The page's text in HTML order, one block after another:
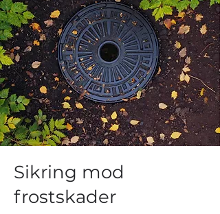
Sikring mod
frostskader